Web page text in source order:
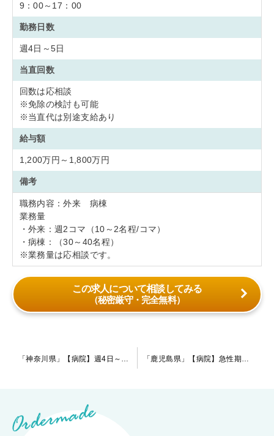
9：00～17：00
勤務日数
週4日～5日
当直回数
回数は応相談
※免除の検討も可能
※当直代は別途支給あり
給与額
1,200万円～1,800万円
備考
職務内容：外来 病棟
業務量
・外来：週2コマ（10～2名程/コマ）
・病棟：（30～40名程）
※業務量は応相談です。
この求人について相談してみる
（秘密厳守・完全無料）
ゲ
「神奈川県」【病院】週4日～当直回数については柔軟にご相談出来ます！症例も幅広いので専門性を活かして働いていきたいとお考えの先生は是非ご検討下さい。現在は指定医の先生を募集しております。 「鹿児島県」【病院】急性期～慢性期までバランス良く診ている病院です。週4日勤務2,000万のご提示も可能です！